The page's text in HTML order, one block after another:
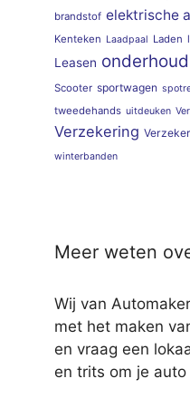
brandstof elektrische
Kenteken Laadpaal Laden
Leasen onderhoud
Scooter sportwagen
tweedehands uitdeuken
Verzekering
winterbanden
Meer weten
Wij van
met het maken
en vraag een
en trits om je